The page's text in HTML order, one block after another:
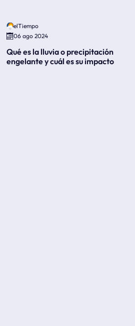
elTiempo
06 ago 2024
Qué es la lluvia o precipitación
engelante y cuál es su impacto